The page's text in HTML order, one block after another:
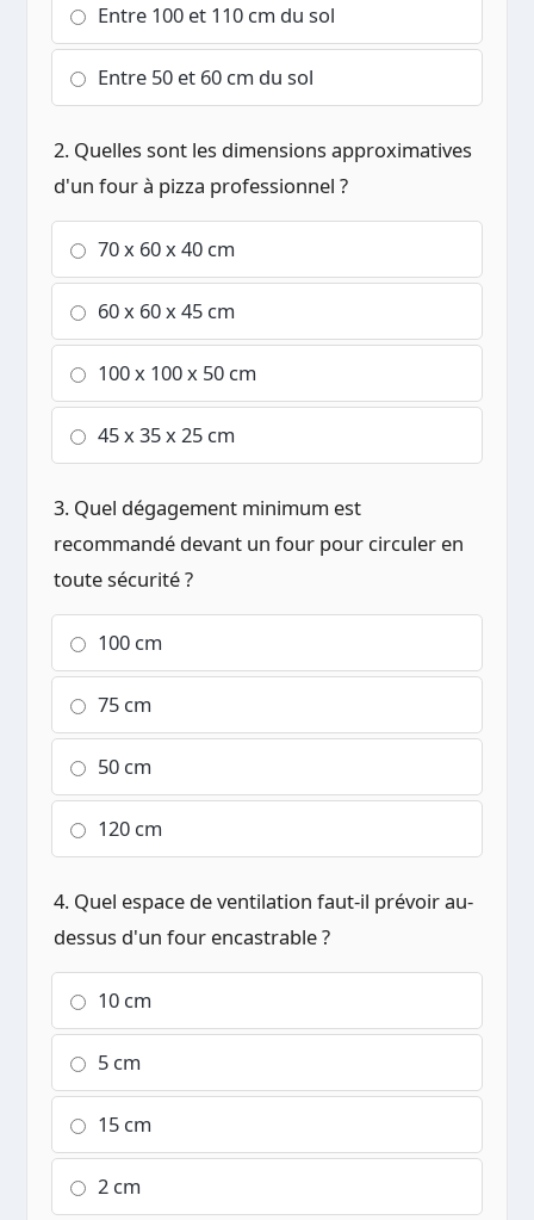
Entre 100 et 110 cm du sol
Entre 50 et 60 cm du sol
2. Quelles sont les dimensions approximatives
d'un four à pizza professionnel ?
70 x 60 x 40 cm
60 x 60 x 45 cm
100 x 100 x 50 cm
45 x 35 x 25 cm
3. Quel dégagement minimum est
recommandé devant un four pour circuler en
toute sécurité ?
100 cm
75 cm
50 cm
120 cm
4. Quel espace de ventilation faut-il prévoir au-
dessus d'un four encastrable ?
10 cm
5 cm
15 cm
2 cm